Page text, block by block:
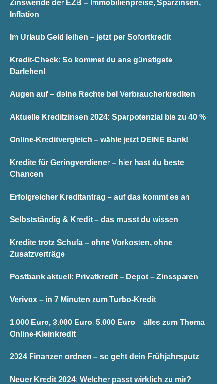
Zinswende der EZB – Immobilienpreise, Sparzinsen,
Inflation
Im Urlaub Geld leihen – jetzt per Sofortkredit
Kredit-Check: So kommst du ans günstigste
Darlehen!
Augen auf – deine Rechte bei Verbraucherkrediten
Aktuelle Kreditzinsen 2024: Sparpotenzial bis zu 40 %
Online-Kreditvergleich – wähle jetzt DEINE Bank!
Kredite für Geringverdiener – hier hast du beste
Chancen
Erfolgreicher Kreditantrag – auf das kommt es an
Selbstständig & Kredit – das musst du wissen
Kredite trotz Schufa – ohne Vorkosten, ohne
Zusatzverträge
Postbank aktuell: Privatkredit – Depot – Zinssparen
Verivox – in 7 Minuten zum Turbo-Kredit
1.000 Euro, 3.000 Euro, 5.000 Euro – alles zum Thema
Online-Kleinkredit
2024 Finanzen ordnen – so geht dein Frühjahrsputz
Neuer Kredit 2024: Welcher passt wirklich zu mir?